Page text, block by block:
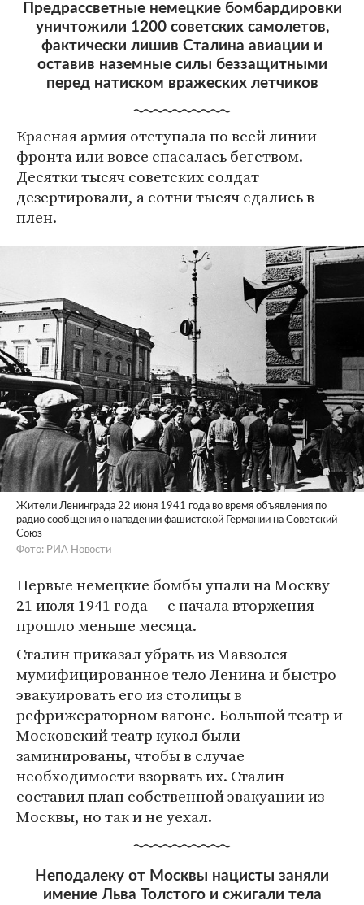
Предрассветные немецкие бомбардировки
уничтожили 1200 советских самолетов,
фактически лишив Сталина авиации и
оставив наземные силы беззащитными
перед натиском вражеских летчиков
Красная армия отступала по всей линии
фронта или вовсе спасалась бегством.
Десятки тысяч советских солдат
дезертировали, а сотни тысяч сдались в
плен.
Жители Ленинграда 22 июня 1941 года во время объявления по
радио сообщения о нападении фашистской Германии на Советский
Союз
Фото: РИА Новости
Первые немецкие бомбы упали на Москву
21 июля 1941 года — с начала вторжения
прошло меньше месяца.
Сталин приказал убрать из Мавзолея
мумифицированное тело Ленина и быстро
эвакуировать его из столицы в
рефрижераторном вагоне. Большой театр и
Московский театр кукол были
заминированы, чтобы в случае
необходимости взорвать их. Сталин
составил план собственной эвакуации из
Москвы, но так и не уехал.
Неподалеку от Москвы нацисты заняли
имение Льва Толстого и сжигали тела